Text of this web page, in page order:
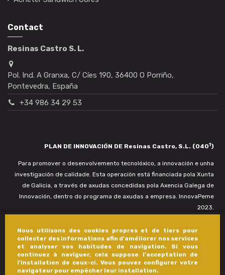
Nous utilisons des cookies propres et de tiers pour
collecter des informations afin d'améliorer nos services
et analyser vos habitudes de navigation. Si vous
continuez à naviguer, cela suppose l'acceptation de
l'installation de ceux-ci. Vous pouvez configurer votre
navigateur pour empêcher leur installation.
Contact
Resinas Castro S. L.
Pol. Ind. A Granxa, C/ Cíes 190, 36400 O Porriño,
Pontevedra, España
+34 986 34 29 53
PLAN DE INNOVACIÓN DE Resinas Castro, S.L. (0401)
Para promover o desenvolvemento tecnolóxico, a innovación e unha
investigación de calidade. Esta operación está financiada pola Xunta
de Galicia, a través de axudas concedidas pola Axencia Galega de
Innovación, dentro do programa de axudas a empresa. InnovaPeme
2023.